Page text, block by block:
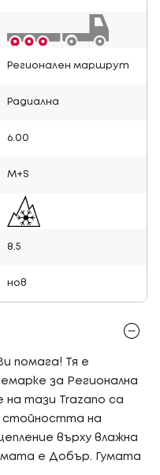
Регионален маршрут
Радиална
6.00
M+S
8.5
нов
помага! Тя е
за Регионална
тази Trazano са
стойността на
върху влажна
е Добър. Гумата